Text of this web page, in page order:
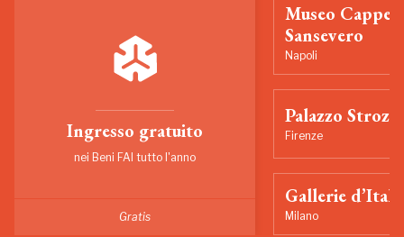
Ingresso gratuito
nei Beni FAI tutto l'anno
Gratis
Museo
Sansevero
Napoli
Palazzo Strozzi
Firenze
Gallerie
Milano